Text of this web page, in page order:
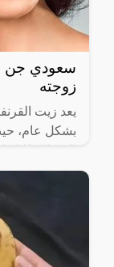
سعودي جن
زوجته
يعد زيت
بشكل عام،